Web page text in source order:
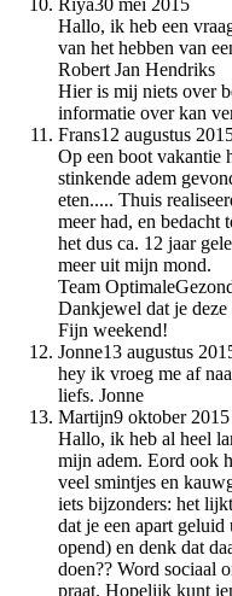
Riya30 mei 2015
Hallo, ik heb een
van het hebben van
Robert Jan Hendriks
Hier is mij niets over
informatie over kan
Frans12 augustus
Op een boot vakantie
stinkende adem
eten..... Thuis
meer had, en bedacht
het dus ca. 12 jaar
meer uit mijn mond.
Team
Dankjewel dat je
Fijn weekend!
Jonne13 augustus
hey ik vroeg me af
liefs. Jonne
Martijn9 oktober 2015
Hallo, ik heb al heel
mijn adem. Eord ook
veel smintjes en
iets bijzonders: het
dat je een apart
opend) en denk dat
doen?? Word sociaal
praat. Hopelijk kunt